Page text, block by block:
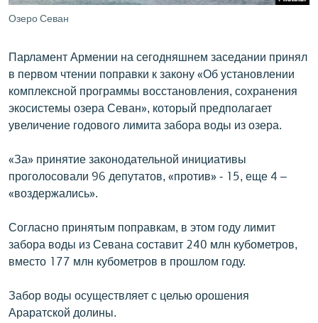
ԱՐԽԻՎ
ՏԵՍԱՆՅՈՒԹԵՐ
ԲԱՆԱՎԵՃ
ՓՈԴՔԱՍԹ
Հայերեն
English
Русский
ՀԵՏԵՎԵՔ ՄԵԶ
Озеро Севан
Парламент Армении на сегодняшнем заседании принял
в первом чтении поправки к закону «Об установлении
комплексной программы восстановления, сохранения
экосистемы озера Севан», который предполагает
увеличение годового лимита забора воды из озера.
«За» принятие законодательной инициативы
проголосовали 96 депутатов, «против» - 15, еще 4 –
«воздержались».
Согласно принятым поправкам, в этом году лимит
забора воды из Севана составит 240 млн кубометров,
вместо 177 млн кубометров в прошлом году.
Забор воды осуществляет с целью орошения
Араратской долины.